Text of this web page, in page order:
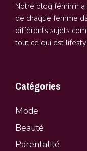
Notre blog féminin
de chaque femme
différents sujets
tout ce qui est
Catégories
Mode
Beauté
Parentalité